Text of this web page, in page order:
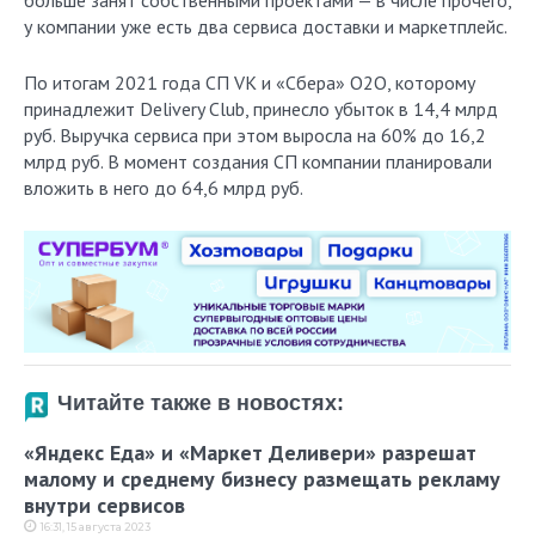
у компании уже есть два сервиса доставки и маркетплейс.
По итогам 2021 года СП VK и «Сбера» О2О, которому
принадлежит Delivery Club, принесло убыток в 14,4 млрд
руб. Выручка сервиса при этом выросла на 60% до 16,2
млрд руб. В момент создания СП компании планировали
вложить в него до 64,6 млрд руб.
Читайте также в новостях:
«Яндекс Еда» и «Маркет Деливери» разрешат
малому и среднему бизнесу размещать рекламу
внутри сервисов
16:31, 15 августа 2023